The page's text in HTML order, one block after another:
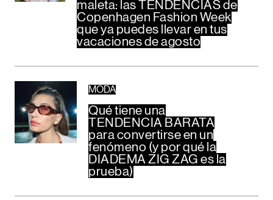
maleta: las TENDENCIAS de
Copenhagen Fashion Week
que ya puedes llevar en tus
vacaciones de agosto
MODA
Qué tiene una
TENDENCIA BARATA
para convertirse en un
fenómeno (y por qué la
DIADEMA ZIG ZAG es la
prueba)